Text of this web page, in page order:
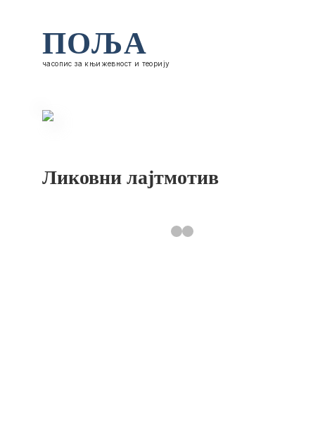
ПОЉА
часопис за књижевност и теорију
Ликовни лајтмотив